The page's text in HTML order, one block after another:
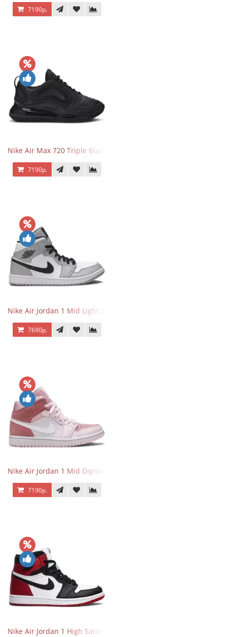
7190р.
Nike Air Max 720 Triple Black
7190р.
Nike Air Jordan 1 Mid Light Smoke Grey
7690р.
Nike Air Jordan 1 Mid Digital Pink
7190р.
Nike Air Jordan 1 High Satin Black Toe